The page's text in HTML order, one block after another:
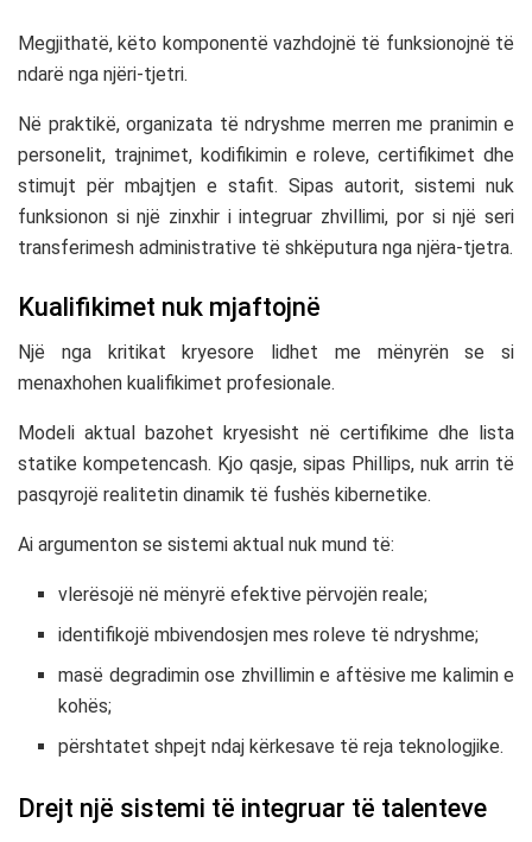
Megjithatë, këto komponentë vazhdojnë të funksionojnë të
ndarë nga njëri-tjetri.
Në praktikë, organizata të ndryshme merren me pranimin e
personelit, trajnimet, kodifikimin e roleve, certifikimet dhe
stimujt për mbajtjen e stafit. Sipas autorit, sistemi nuk
funksionon si një zinxhir i integruar zhvillimi, por si një seri
transferimesh administrative të shkëputura nga njëra-tjetra.
Kualifikimet nuk mjaftojnë
Një nga kritikat kryesore lidhet me mënyrën se si
menaxhohen kualifikimet profesionale.
Modeli aktual bazohet kryesisht në certifikime dhe lista
statike kompetencash. Kjo qasje, sipas Phillips, nuk arrin të
pasqyrojë realitetin dinamik të fushës kibernetike.
Ai argumenton se sistemi aktual nuk mund të:
vlerësojë në mënyrë efektive përvojën reale;
identifikojë mbivendosjen mes roleve të ndryshme;
masë degradimin ose zhvillimin e aftësive me kalimin e
kohës;
përshtatet shpejt ndaj kërkesave të reja teknologjike.
Drejt një sistemi të integruar të talenteve